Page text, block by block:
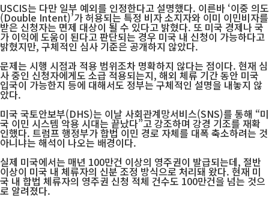
USCIS는 다만 일부 예외를 인정한다고 설명했다. 이른바 ‘이중 의도
(Double Intent)’가 허용되는 특정 비자 소지자와 이미 이민비자를
받은 신청자는 면제 대상이 될 수 있다고 밝혔다. 또 미국 경제나 국
가 이익에 도움이 된다고 판단되는 경우 미국 내 신청이 가능하다고
밝혔지만, 구체적인 심사 기준은 공개하지 않았다.
문제는 시행 시점과 적용 범위조차 명확하지 않다는 점이다. 현재 심
사 중인 신청자에게도 소급 적용되는지, 해외 체류 기간 동안 미국
입국이 가능한지 등에 대해서도 정부는 구체적인 설명을 내놓지 않
았다.
미국 국토안보부(DHS)는 이날 사회관계망서비스(SNS)를 통해 “미
국 이민 시스템 악용 시대는 끝났다”고 강조하며 강경 기조를 재확
인했다. 트럼프 행정부가 합법 이민 경로 자체를 대폭 축소하려는 것
아니냐는 해석이 나오는 배경이다.
실제 미국에서는 매년 100만건 이상의 영주권이 발급되는데, 절반
이상이 미국 내 체류자의 신분 조정 방식으로 처리돼 왔다. 현재 미
국 내 합법 체류자의 영주권 신청 적체 건수도 100만건을 넘는 것으
로 알려졌다.